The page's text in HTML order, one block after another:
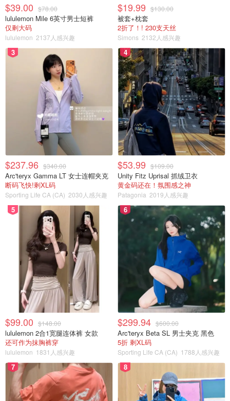
$39.00 $78.00
lululemon Mile 6英寸男士短裤
仅剩大码
lululemon 2137人感兴趣
$19.99 $130.00
被套+枕套
2折了！! 230支天丝
Simons 2132人感兴趣
3
$237.96 $340.00
Arc'teryx Gamma LT 女士连帽夹克
断码飞快!剩XL码
Sporting Life CA (CA) 2030人感兴趣
4
$53.99 $109.00
Unity Fitz Uprisal 抓绒卫衣
黄金码还在！氛围感之神
Patagonia 2019人感兴趣
5
$99.00 $148.00
lululemon 2合1宽腿连体裤 女款
还可作为抹胸裤穿
lululemon 1831人感兴趣
6
$299.94 $600.00
Arc'teryx Beta SL 男士夹克 黑色
5折 剩XL码
Sporting Life CA (CA) 1788人感兴趣
7 8